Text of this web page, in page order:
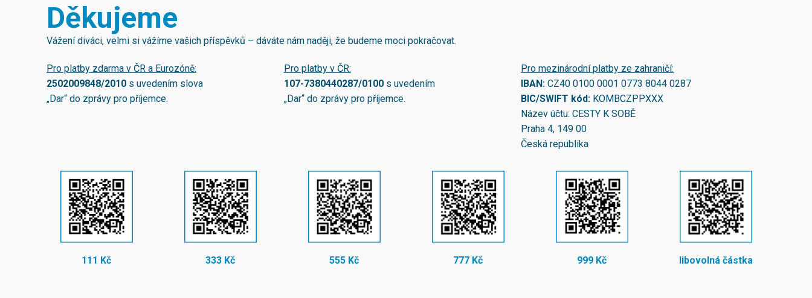
Děkujeme
Vážení diváci, velmi si vážíme vašich příspěvků – dáváte nám naději, že budeme moci pokračovat.
Pro platby zdarma v ČR a Eurozóně:
2502009848/2010 s uvedením slova
„Dar“ do zprávy pro příjemce.
Pro platby v ČR:
107-7380440287/0100s uvedením
„Dar“ do zprávy pro příjemce.
Pro mezinárodní platby ze zahraničí:
IBAN:CZ40 0100 0001 0773 8044 0287
BIC/SWIFT kód: KOMBCZPPXXX
Název účtu: CESTY K SOBĚ
Praha 4, 149 00
Česká republika
111 Kč 333 Kč 555 Kč 777 Kč 999 Kč libovolná částka